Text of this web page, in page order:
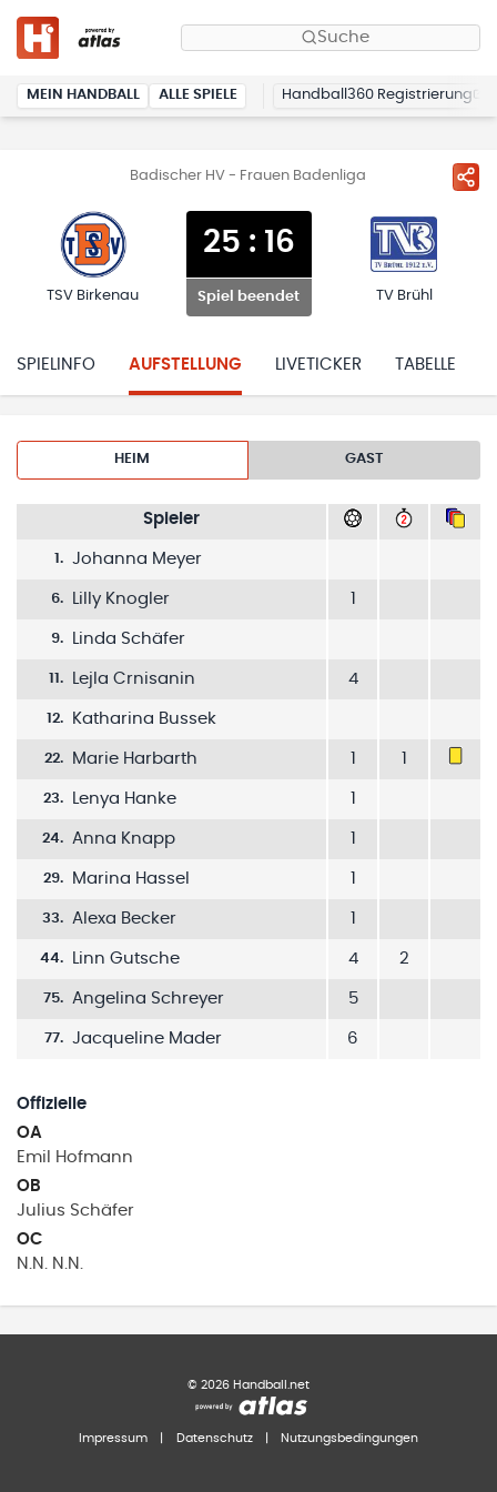
Suche
MEIN HANDBALL ALLE SPIELE Handball360 Registrierung
Badischer HV - Frauen Badenliga
TSV Birkenau
25 : 16
Spiel beendet TV Brühl
SPIELINFO AUFSTELLUNG LIVETICKER TABELLE
HEIM GAST
Spieler
1. Johanna Meyer
6. Lilly Knogler
9. Linda Schäfer
11. Lejla Crnisanin 4
12. Katharina Bussek
22. Marie Harbarth
23. Lenya Hanke
24. Anna Knapp
29. Marina Hassel
33. Alexa Becker
44. Linn Gutsche 4 2
75. Angelina Schreyer 5
77. Jacqueline Mader 6
Offizielle
OA
Emil
Hofmann
OB
Julius Schäfer
OC
N.N.
N.N.
© 2026 Handball.net
Impressum Datenschutz Nutzungsbedingungen